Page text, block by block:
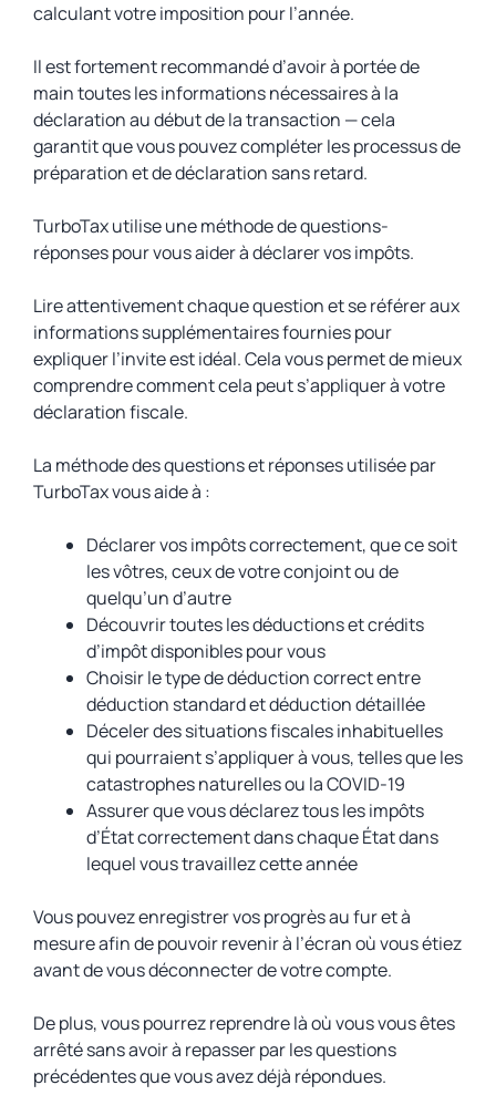
calculant votre imposition pour l’année.
Il est fortement recommandé d’avoir à portée de
main toutes les informations nécessaires à la
déclaration au début de la transaction — cela
garantit que vous pouvez compléter les processus de
préparation et de déclaration sans retard.
TurboTax utilise une méthode de questions-
réponses pour vous aider à déclarer vos impôts.
Lire attentivement chaque question et se référer aux
informations supplémentaires fournies pour
expliquer l’invite est idéal. Cela vous permet de mieux
comprendre comment cela peut s’appliquer à votre
déclaration fiscale.
La méthode des questions et réponses utilisée par
TurboTax vous aide à :
Déclarer vos impôts correctement, que ce soit
les vôtres, ceux de votre conjoint ou de
quelqu’un d’autre
Découvrir toutes les déductions et crédits
d’impôt disponibles pour vous
Choisir le type de déduction correct entre
déduction standard et déduction détaillée
Déceler des situations fiscales inhabituelles
qui pourraient s’appliquer à vous, telles que les
catastrophes naturelles ou la COVID-19
Assurer que vous déclarez tous les impôts
d’État correctement dans chaque État dans
lequel vous travaillez cette année
Vous pouvez enregistrer vos progrès au fur et à
mesure afin de pouvoir revenir à l’écran où vous étiez
avant de vous déconnecter de votre compte.
De plus, vous pourrez reprendre là où vous vous êtes
arrêté sans avoir à repasser par les questions
précédentes que vous avez déjà répondues.